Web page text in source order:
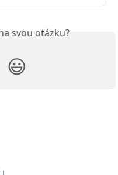
svou otázku?
😃